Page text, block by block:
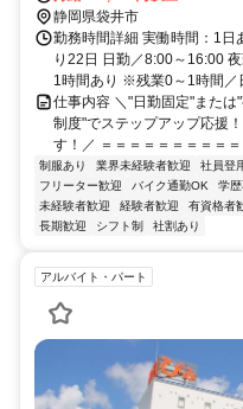
静岡県袋井市
勤務時間詳細 実働時間：1日
り22日 日勤／8:00～16:00
1時間あり ※残業0～1時間／
仕事内容 ＼"日勤固定"また
制度"でステップアップ応援
す！／ ＝＝＝＝＝＝＝＝＝
制服あり 業界未経験者歓迎 社員登
フリーター歓迎
バイク通勤OK 学
未経験者歓迎
経験者歓迎 有資格者
長期歓迎
シフト制 社割あり
アルバイト・パート